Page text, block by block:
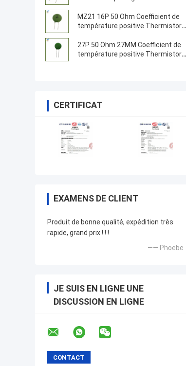
MZ21 16P 50 Ohm Coefficient de
température positive Thermistore
PTC
27P 50 Ohm 27MM Coefficient de
température positive Thermistor
CERTIFICAT
EXAMENS DE CLIENT
Produit de bonne qualité, expédition très
rapide, grand prix ! ! !
—— Phoebe
JE SUIS EN LIGNE UNE
DISCUSSION EN LIGNE